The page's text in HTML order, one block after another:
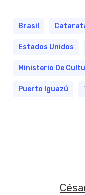
Brasil
Estados Unidos
Ministerio De
Puerto Iguazú